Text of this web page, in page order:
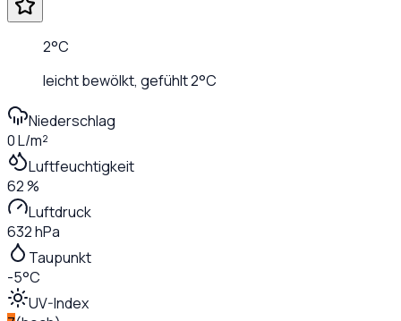
2°C
leicht bewölkt, gefühlt2°C
Niederschlag
0 L/m²
Luftfeuchtigkeit
62 %
Luftdruck
632 hPa
Taupunkt
-5°C
UV-Index